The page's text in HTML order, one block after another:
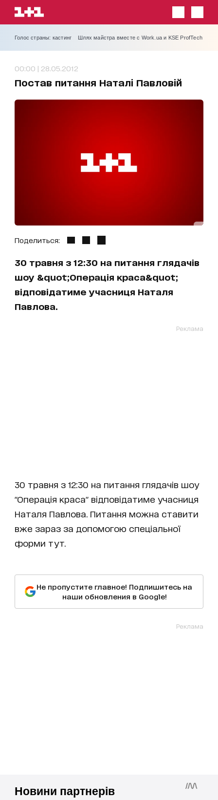
Голос страны: кастинг Шлях майстра вместе с Work.ua и KSE ProfTech
00:00 | 28.05.2012
Постав питання Наталі Павловій
Поделиться:
30 травня з 12:30 на питання глядачів
шоу &quot;Операція краса&quot;
відповідатиме учасниця Наталя
Павлова.
Реклама
30 травня з 12:30 на питання глядачів шоу
"Операція краса" відповідатиме учасниця
Наталя Павлова. Питання можна ставити
вже зараз за допомогою спеціальної
форми тут.
Не пропустите главное! Подпишитесь на
наши обновления в Google!
Реклама